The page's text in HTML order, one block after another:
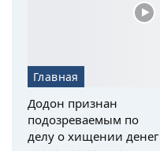
Главная
Додон признан
подозреваемым по
делу о хищении денег